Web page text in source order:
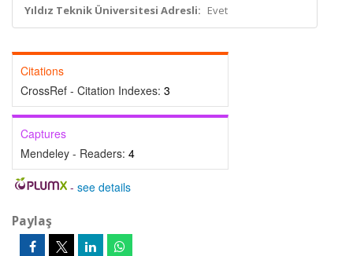
Yıldız Teknik Üniversitesi Adresli: Evet
Citations
CrossRef - Citation Indexes: 3
Captures
Mendeley - Readers: 4
- see details
Paylaş